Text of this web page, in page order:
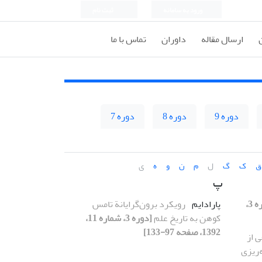
ارسال مقاله داوران تماس با ما
دوره 9 دوره 8
دوره 7
ق ک گ ل م ن و ه ی
[دوره 3،
از
پ
پارادایم رویکرد برون‌گرایانة تامس
کوهن به تاریخ علم
[دوره 3، شماره 11،
1392، صفحه 97-133]